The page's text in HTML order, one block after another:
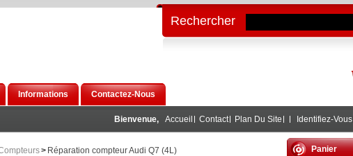
Informations Contactez-Nous
Bienvenue, Accueil Contact Plan Du Site Identifiez-Vous
Rechercher
> Réparation compteur Audi Q7 (4L) Panier